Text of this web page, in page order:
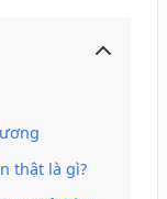
thật là gì?